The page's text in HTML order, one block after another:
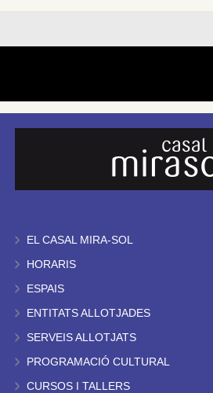
EL CASAL MIRA-SOL
HORARIS
ESPAIS
ENTITATS ALLOTJADES
SERVEIS ALLOTJATS
PROGRAMACIÓ CULTURAL
CURSOS I TALLERS